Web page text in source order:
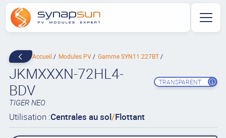
Accueil Modules PV Gamme SYN11.227BT
JKMXXXN-72HL4-
BDV
TRANSPARENT
TIGER NEO
Utilisation :Centrales au sol/Flottant